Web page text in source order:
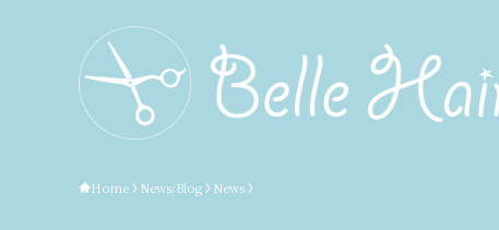
Home News/Blog News